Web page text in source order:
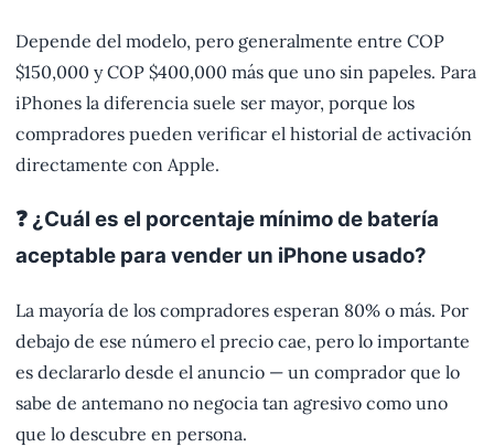
Depende del modelo, pero generalmente entre COP
$150,000 y COP $400,000 más que uno sin papeles. Para
iPhones la diferencia suele ser mayor, porque los
compradores pueden verificar el historial de activación
directamente con Apple.
❓ ¿Cuál es el porcentaje mínimo de batería
aceptable para vender un iPhone usado?
La mayoría de los compradores esperan 80% o más. Por
debajo de ese número el precio cae, pero lo importante
es declararlo desde el anuncio — un comprador que lo
sabe de antemano no negocia tan agresivo como uno
que lo descubre en persona.